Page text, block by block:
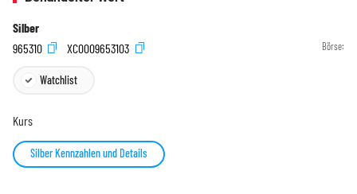
Silber
965310
XC0009653103 Börse:
Watchlist
Kurs
Silber Kennzahlen und Details